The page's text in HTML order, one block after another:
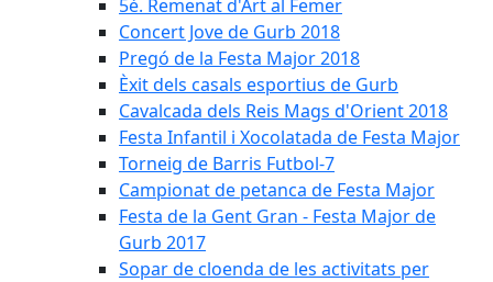
5è. Remenat d'Art al Femer
Concert Jove de Gurb 2018
Pregó de la Festa Major 2018
Èxit dels casals esportius de Gurb
Cavalcada dels Reis Mags d'Orient 2018
Festa Infantil i Xocolatada de Festa Major
Torneig de Barris Futbol-7
Campionat de petanca de Festa Major
Festa de la Gent Gran - Festa Major de
Gurb 2017
Sopar de cloenda de les activitats per